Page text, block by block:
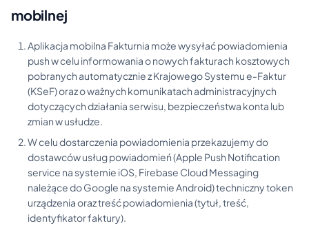
mobilnej
Aplikacja mobilna Fakturnia może wysyłać powiadomienia
push w celu informowania o nowych fakturach kosztowych
pobranych automatycznie z Krajowego Systemu e-Faktur
(KSeF) oraz o ważnych komunikatach administracyjnych
dotyczących działania serwisu, bezpieczeństwa konta lub
zmian w usłudze.
W celu dostarczenia powiadomienia przekazujemy do
dostawców usług powiadomień (Apple Push Notification
service na systemie iOS, Firebase Cloud Messaging
należące do Google na systemie Android) techniczny token
urządzenia oraz treść powiadomienia (tytuł, treść,
identyfikator faktury).